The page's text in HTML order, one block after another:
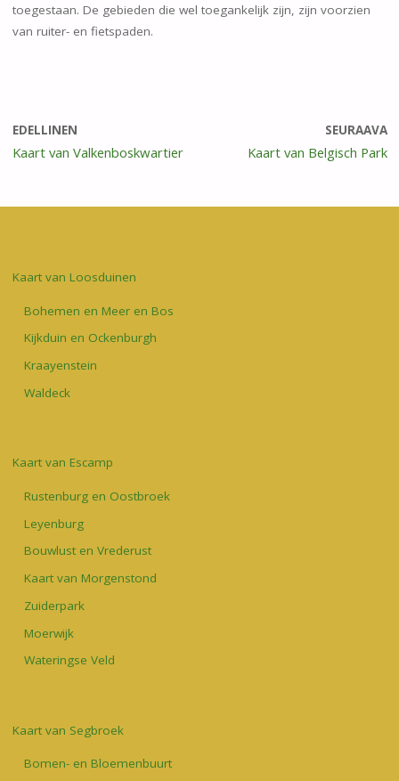
toegestaan. De gebieden die wel toegankelijk zijn, zijn voorzien
van ruiter- en fietspaden.
EDELLINEN
Kaart van Valkenboskwartier
SEURAAVA
Kaart van Belgisch Park
Kaart van Loosduinen
Bohemen en Meer en Bos
Kijkduin en Ockenburgh
Kraayenstein
Waldeck
Kaart van Escamp
Rustenburg en Oostbroek
Leyenburg
Bouwlust en Vrederust
Kaart van Morgenstond
Zuiderpark
Moerwijk
Wateringse Veld
Kaart van Segbroek
Bomen- en Bloemenbuurt